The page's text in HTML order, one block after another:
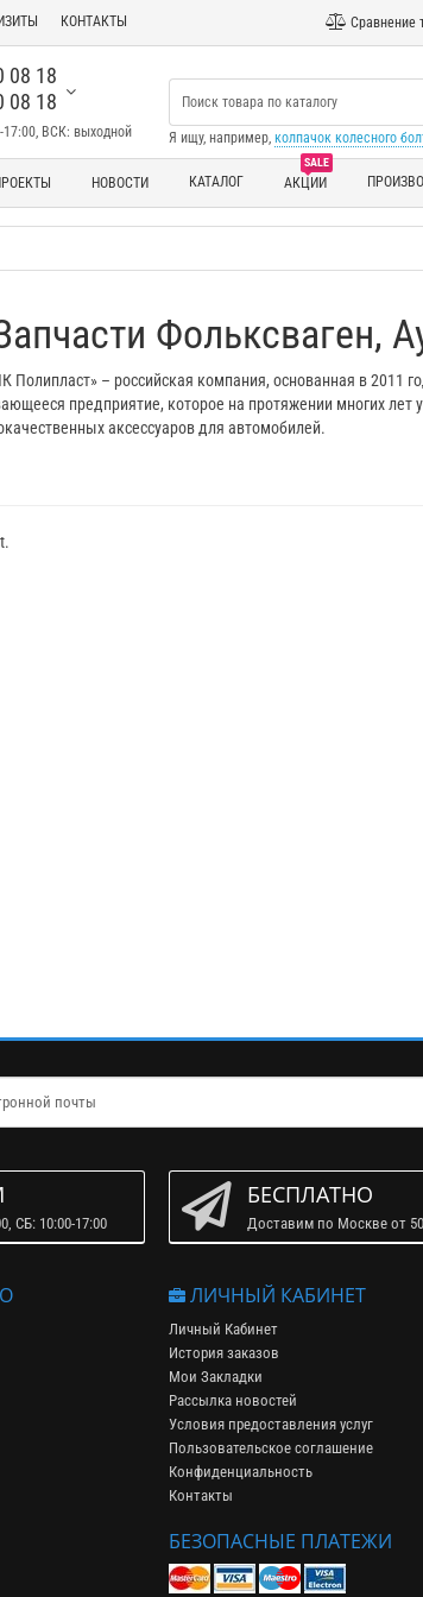
КОНТАКТЫ Сравнение
08 18
08 18
ВСК: выходной Я ищу, например, колпачок колесного
НОВОСТИ КАТАЛОГ
SALE
АКЦИИ
Фольксваген,
Полипласт» – российская компания, основанная в 2011
предприятие, которое на протяжении многих лет
аксессуаров для автомобилей.
СБ: 10:00-17:00
БЕСПЛАТНО
Доставим по Москве от
ЛИЧНЫЙ КАБИНЕТ
Личный Кабинет
История заказов
Мои Закладки
Рассылка новостей
Условия предоставления услуг
Пользовательское соглашение
Конфиденциальность
Контакты
БЕЗОПАСНЫЕ ПЛАТЕЖИ